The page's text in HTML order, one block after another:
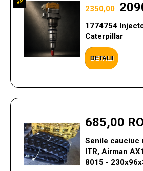
2350,00
1774754
Caterpillar
DETALII
685,00
Senile cauciuc
ITR, Airman
8015 -